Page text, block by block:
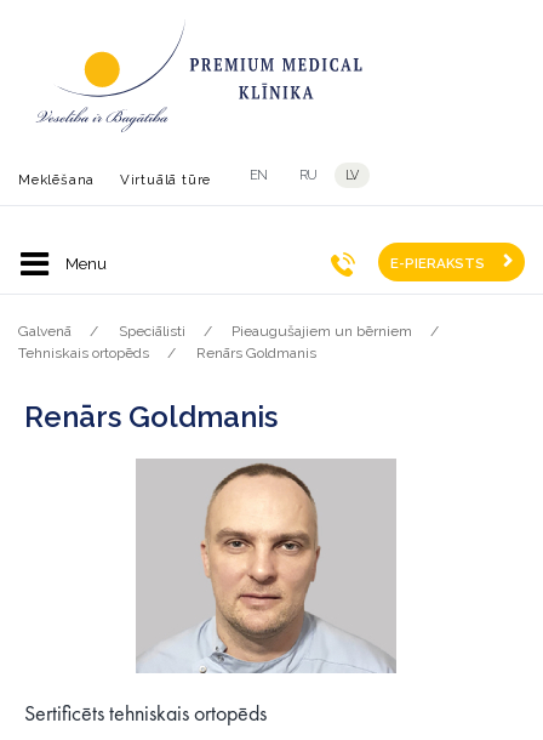
Meklēšana Virtuālā tūre EN RU LV
E-PIERAKSTS
Galvenā Speciālisti
Pieaugušajiem un bērniem
Tehniskais ortopēds
Renārs Goldmanis
Renārs Goldmanis
Sertificēts tehniskais ortopēds